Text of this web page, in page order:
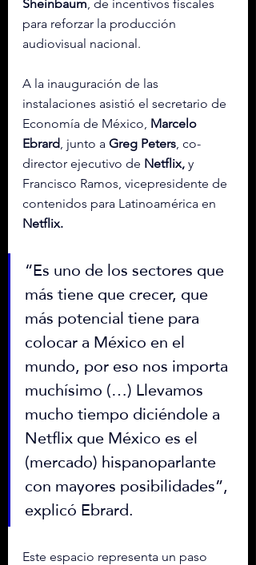
Sheinbaum, de incentivos fiscales
para reforzar la producción
audiovisual nacional.
A la inauguración de las
instalaciones asistió el secretario de
Economía de México, Marcelo
Ebrard, junto a Greg Peters, co-
director ejecutivo de Netflix, y
Francisco Ramos, vicepresidente de
contenidos para Latinoamérica en
Netflix.
“Es uno de los sectores que
más tiene que crecer, que
más potencial tiene para
colocar a México en el
mundo, por eso nos importa
muchísimo (…) Llevamos
mucho tiempo diciéndole a
Netflix que México es el
(mercado) hispanoparlante
con mayores posibilidades”,
explicó Ebrard.
Este espacio representa un paso